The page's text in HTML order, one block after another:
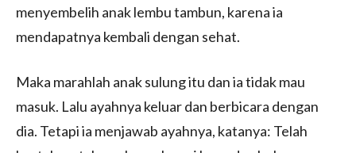
menyembelih anak lembu tambun, karena ia
mendapatnya kembali dengan sehat.
Maka marahlah anak sulung itu dan ia tidak mau
masuk. Lalu ayahnya keluar dan berbicara dengan
dia. Tetapi ia menjawab ayahnya, katanya: Telah